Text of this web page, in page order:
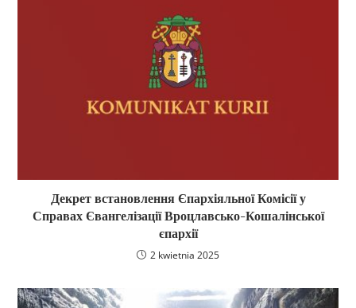
Декрет встановлення Єпархіяльної Комісії у
Справах Євангелізації Вроцлавсько-Кошалінської
єпархії
2 kwietnia 2025